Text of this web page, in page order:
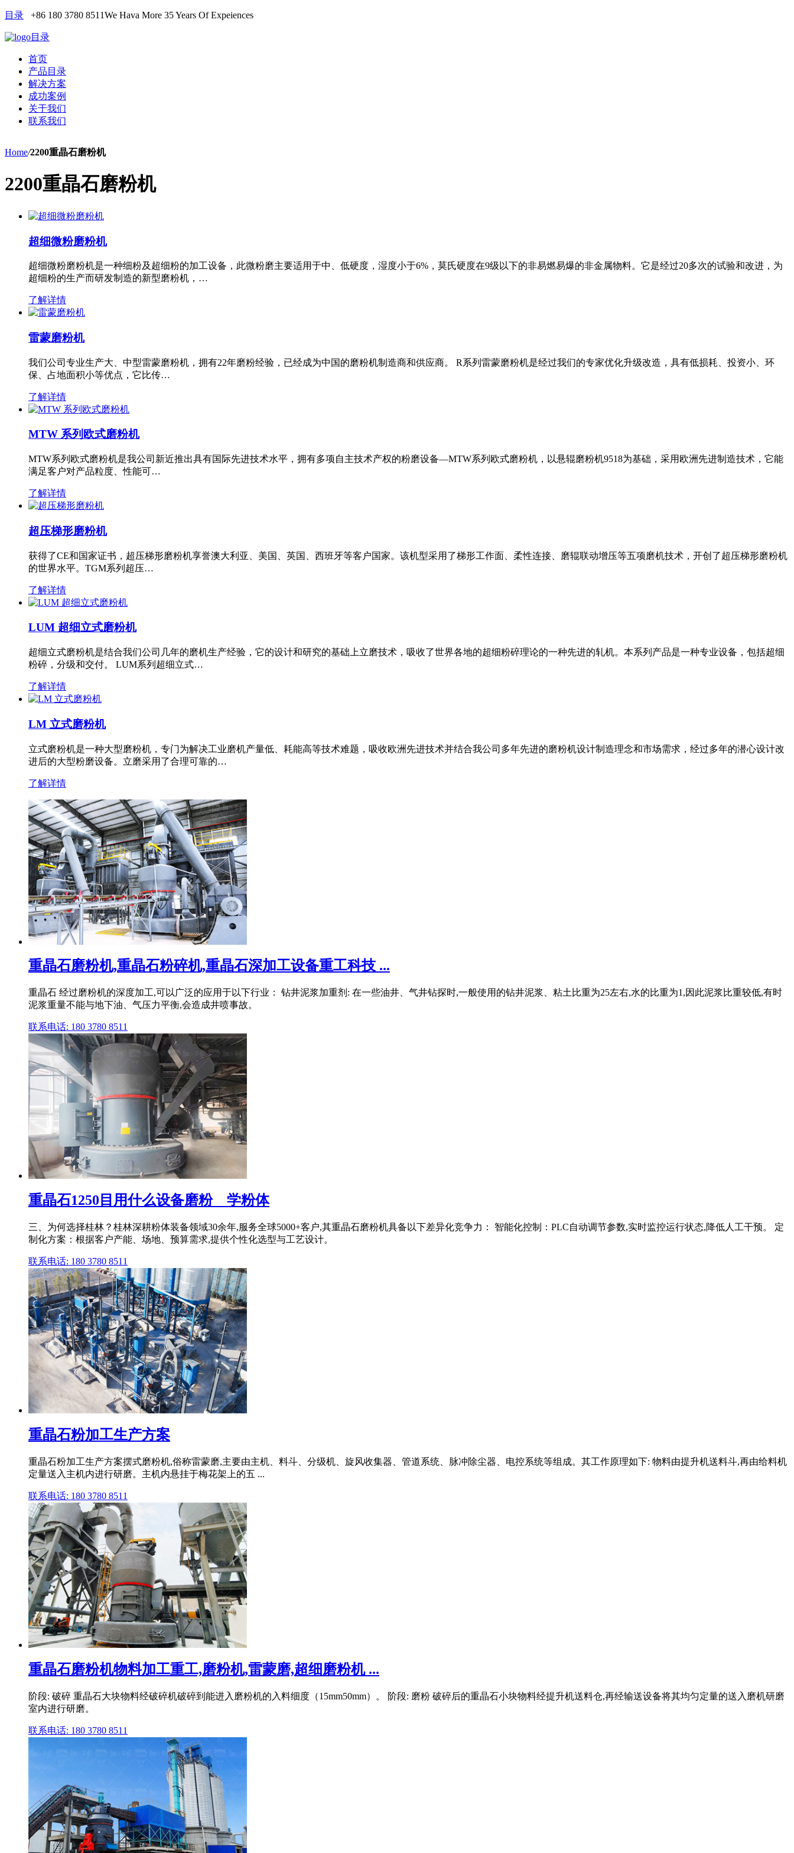
目录 +86 180 3780 8511We Hava More 35 Years Of Expeiences
目录
首页
产品目录
解决方案
成功案例
关于我们
联系我们
Home/2200重晶石磨粉机
2200重晶石磨粉机
超细微粉磨粉机
超细微粉磨粉机是一种细粉及超细粉的加工设备，此微粉磨主要适用于中、低硬度，湿度小于6%，莫氏硬度在9级以下的非易燃易爆的非金属物料。它是经过20多次的试验和改进，为
超细粉的生产而研发制造的新型磨粉机，…
了解详情
雷蒙磨粉机
我们公司专业生产大、中型雷蒙磨粉机，拥有22年磨粉经验，已经成为中国的磨粉机制造商和供应商。 R系列雷蒙磨粉机是经过我们的专家优化升级改造，具有低损耗、投资小、环
保、占地面积小等优点，它比传…
了解详情
MTW 系列欧式磨粉机
MTW系列欧式磨粉机是我公司新近推出具有国际先进技术水平，拥有多项自主技术产权的粉磨设备—MTW系列欧式磨粉机，以悬辊磨粉机9518为基础，采用欧洲先进制造技术，它能
满足客户对产品粒度、性能可…
了解详情
超压梯形磨粉机
获得了CE和国家证书，超压梯形磨粉机享誉澳大利亚、美国、英国、西班牙等客户国家。该机型采用了梯形工作面、柔性连接、磨辊联动增压等五项磨机技术，开创了超压梯形磨粉机
的世界水平。TGM系列超压…
了解详情
LUM 超细立式磨粉机
超细立式磨粉机是结合我们公司几年的磨机生产经验，它的设计和研究的基础上立磨技术，吸收了世界各地的超细粉碎理论的一种先进的轧机。本系列产品是一种专业设备，包括超细
粉碎，分级和交付。 LUM系列超细立式…
了解详情
LM 立式磨粉机
立式磨粉机是一种大型磨粉机，专门为解决工业磨机产量低、耗能高等技术难题，吸收欧洲先进技术并结合我公司多年先进的磨粉机设计制造理念和市场需求，经过多年的潜心设计改
进后的大型粉磨设备。立磨采用了合理可靠的…
了解详情
重晶石磨粉机,重晶石粉碎机,重晶石深加工设备重工科技 ...
重晶石 经过磨粉机的深度加工,可以广泛的应用于以下行业： 钻井泥浆加重剂: 在一些油井、气井钻探时,一般使用的钻井泥浆、粘土比重为25左右,水的比重为1,因此泥浆比重较低,有时
泥浆重量不能与地下油、气压力平衡,会造成井喷事故。
联系电话: 180 3780 8511
重晶石1250目用什么设备磨粉 _ 学粉体
三、为何选择桂林？桂林深耕粉体装备领域30余年,服务全球5000+客户,其重晶石磨粉机具备以下差异化竞争力： 智能化控制：PLC自动调节参数,实时监控运行状态,降低人工干预。 定
制化方案：根据客户产能、场地、预算需求,提供个性化选型与工艺设计。
联系电话: 180 3780 8511
重晶石粉加工生产方案
重晶石粉加工生产方案摆式磨粉机,俗称雷蒙磨,主要由主机、料斗、分级机、旋风收集器、管道系统、脉冲除尘器、电控系统等组成。其工作原理如下: 物料由提升机送料斗,再由给料机
定量送入主机内进行研磨。主机内悬挂于梅花架上的五 ...
联系电话: 180 3780 8511
重晶石磨粉机物料加工重工,磨粉机,雷蒙磨,超细磨粉机 ...
阶段: 破碎 重晶石大块物料经破碎机破碎到能进入磨粉机的入料细度（15mm50mm）。 阶段: 磨粉 破碎后的重晶石小块物料经提升机送料仓,再经输送设备将其均匀定量的送入磨机研磨
室内进行研磨。
联系电话: 180 3780 8511